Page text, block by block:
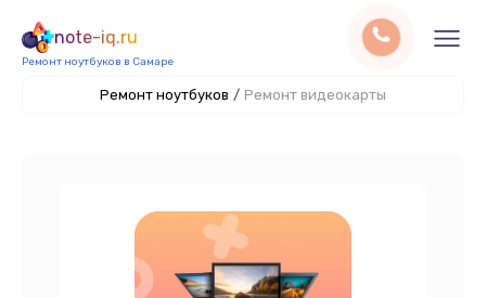
note-iq.ru
Ремонт ноутбуков в Самаре
Ремонт ноутбуков / Ремонт видеокарты